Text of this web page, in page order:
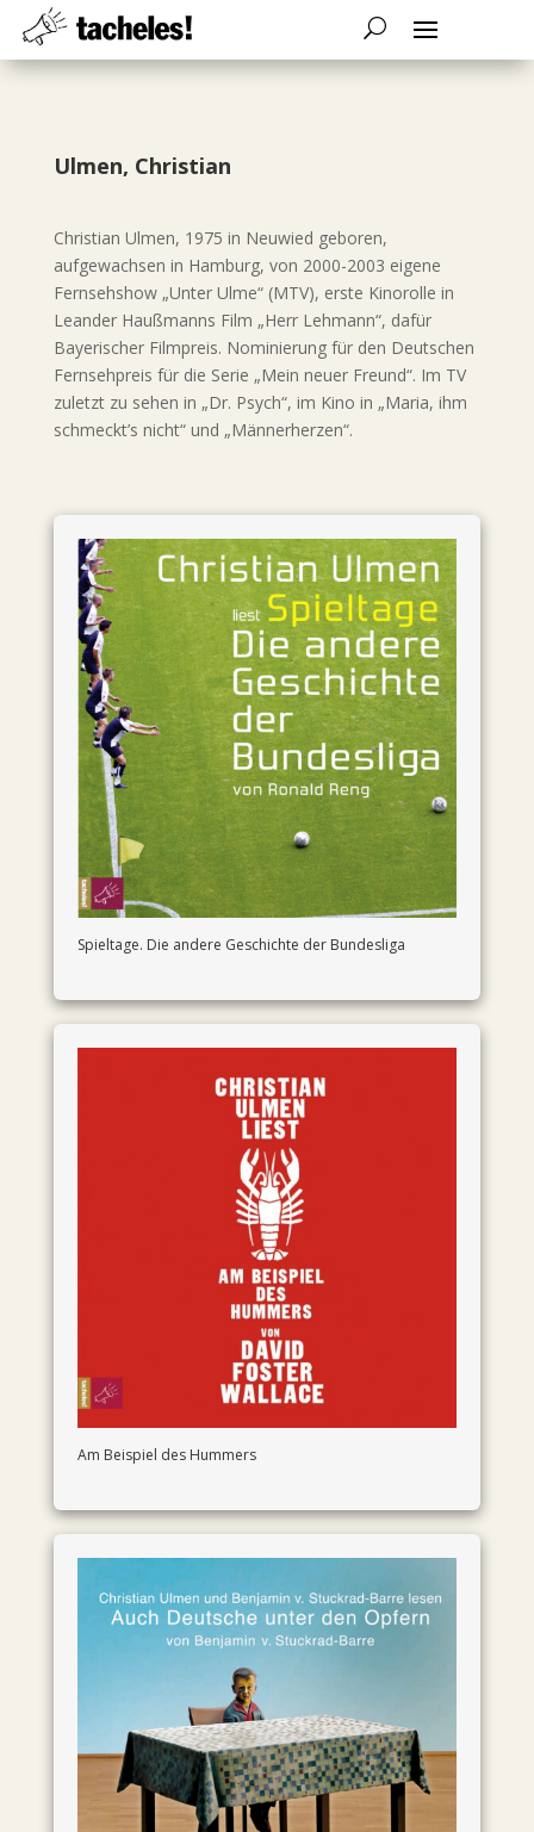
Ulmen, Christian
Christian Ulmen, 1975 in Neuwied geboren,
aufgewachsen in Hamburg, von 2000-2003 eigene
Fernsehshow „Unter Ulme“ (MTV), erste Kinorolle in
Leander Haußmanns Film „Herr Lehmann“, dafür
Bayerischer Filmpreis. Nominierung für den Deutschen
Fernsehpreis für die Serie „Mein neuer Freund“. Im TV
zuletzt zu sehen in „Dr. Psych“, im Kino in „Maria, ihm
schmeckt’s nicht“ und „Männerherzen“.
Spieltage. Die andere Geschichte der Bundesliga
Am Beispiel des Hummers